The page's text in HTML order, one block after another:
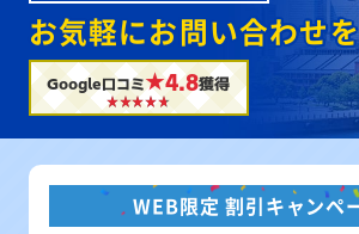
お気軽にお問い合わせ
Google口コミ★4.8獲得
WEB限定 割引キャンペ